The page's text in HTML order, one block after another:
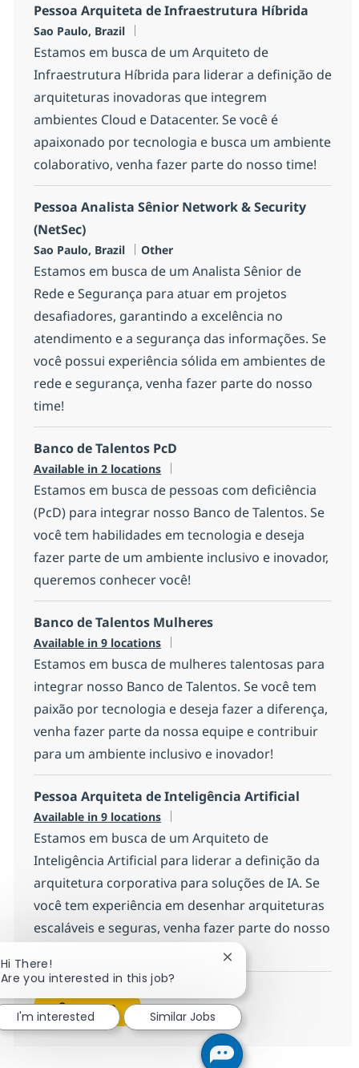
Pessoa Arquiteta de Infraestrutura Híbrida
Location
Sao Paulo, Brazil
Estamos em busca de um Arquiteto de
Infraestrutura Híbrida para liderar a definição de
arquiteturas inovadoras que integrem
ambientes Cloud e Datacenter. Se você é
apaixonado por tecnologia e busca um ambiente
colaborativo, venha fazer parte do nosso time!
Pessoa Analista Sênior Network & Security
(NetSec)
Location
Sao Paulo, Brazil Category
Other
Estamos em busca de um Analista Sênior de
Rede e Segurança para atuar em projetos
desafiadores, garantindo a excelência no
atendimento e a segurança das informações. Se
você possui experiência sólida em ambientes de
rede e segurança, venha fazer parte do nosso
time!
Banco de Talentos PcD
Available in 2 locations
Estamos em busca de pessoas com deficiência
(PcD) para integrar nosso Banco de Talentos. Se
você tem habilidades em tecnologia e deseja
fazer parte de um ambiente inclusivo e inovador,
queremos conhecer você!
Banco de Talentos Mulheres
Available in 9 locations
Estamos em busca de mulheres talentosas para
integrar nosso Banco de Talentos. Se você tem
paixão por tecnologia e deseja fazer a diferença,
venha fazer parte da nossa equipe e contribuir
para um ambiente inclusivo e inovador!
Pessoa Arquiteta de Inteligência Artificial
Available in 9 locations
Estamos em busca de um Arquiteto de
Inteligência Artificial para liderar a definição da
arquitetura corporativa para soluções de IA. Se
você tem experiência em desenhar arquiteturas
escaláveis e seguras, venha fazer parte do nosso
See more
Hi There!
Are you interested in this job?
Close chatbot
I'm interested Similar Jobs